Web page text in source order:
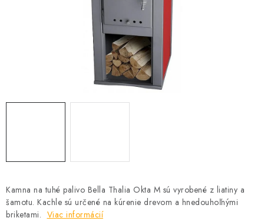
Zásady používania súborov cookie
Podmínky ochrany osobních údajů
Obchodní podmínky
Kamna na tuhé palivo Bella Thalia Okta M sú vyrobené z liatiny a
šamotu. Kachle sú určené na kúrenie drevom a hnedouhoľnými
briketami. Viac informácií